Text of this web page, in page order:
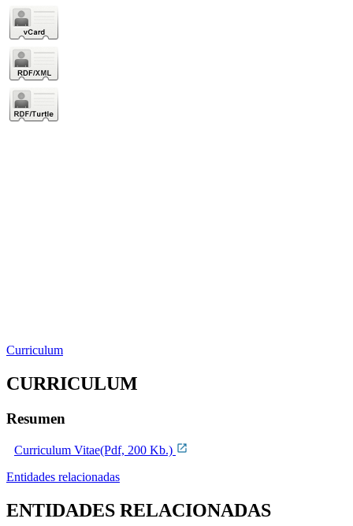
Curriculum
CURRICULUM
Resumen
Curriculum Vitae(Pdf, 200 Kb.)
Entidades relacionadas
ENTIDADES RELACIONADAS